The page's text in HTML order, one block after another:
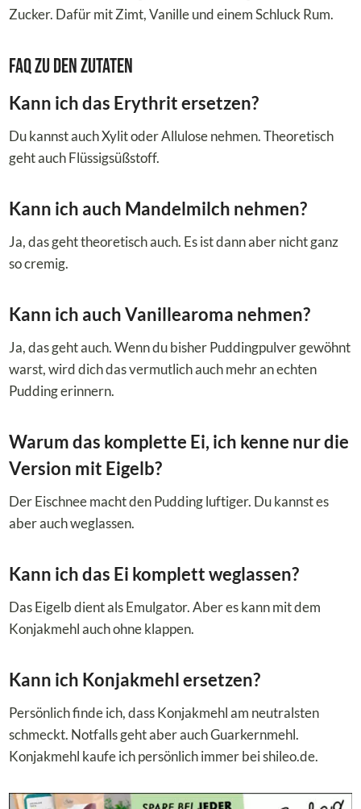
Zucker. Dafür mit Zimt, Vanille und einem Schluck Rum.
FAQ zu den Zutaten
Kann ich das Erythrit ersetzen?
Du kannst auch Xylit oder Allulose nehmen. Theoretisch
geht auch Flüssigsüßstoff.
Kann ich auch Mandelmilch nehmen?
Ja, das geht theoretisch auch. Es ist dann aber nicht ganz
so cremig.
Kann ich auch Vanillearoma nehmen?
Ja, das geht auch. Wenn du bisher Puddingpulver gewöhnt
warst, wird dich das vermutlich auch mehr an echten
Pudding erinnern.
Warum das komplette Ei, ich kenne nur die
Version mit Eigelb?
Der Eischnee macht den Pudding luftiger. Du kannst es
aber auch weglassen.
Kann ich das Ei komplett weglassen?
Das Eigelb dient als Emulgator. Aber es kann mit dem
Konjakmehl auch ohne klappen.
Kann ich Konjakmehl ersetzen?
Persönlich finde ich, dass Konjakmehl am neutralsten
schmeckt. Notfalls geht aber auch Guarkernmehl.
Konjakmehl kaufe ich persönlich immer bei shileo.de.